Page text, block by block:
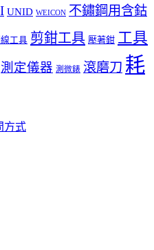
UNID WEICON 不鏽鋼用含鈷
工具 剪鉗工具 壓著鉗 工具
測定儀器 測微錶 滾磨刀 耗
方式